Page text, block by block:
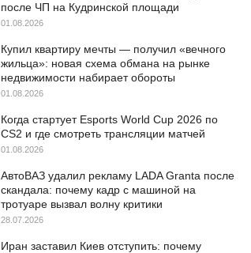
после ЧП на Кудринской площади
01.08.2026
Купил квартиру мечты — получил «вечного
жильца»: новая схема обмана на рынке
недвижимости набирает обороты
01.08.2026
Когда стартует Esports World Cup 2026 по
CS2 и где смотреть трансляции матчей
01.08.2026
АвтоВАЗ удалил рекламу LADA Granta после
скандала: почему кадр с машиной на
тротуаре вызвал волну критики
28.07.2026
Иран заставил Киев отступить: почему